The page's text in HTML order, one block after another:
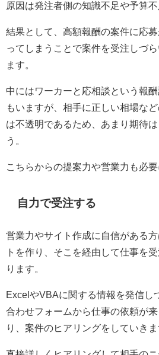
原因は発注者側の知識不足や予算不
結果として、高額報酬の案件に応
ってしまうことで案件を受注しづ
ます。
中にはワーカーと応相談という報
もいますが、相手に正しい相場な
は不透明であるため、あまり期待
う。
こちらからの提案力や営業力も必要
自力で受注する
営業力やサイト作成に自信がある
トを作り、そこを経由して仕事を
ります。
Excel やVBAに関する情報を発信し
合わせフォームから仕事の依頼が
り、案件のヒアリングをしていきま